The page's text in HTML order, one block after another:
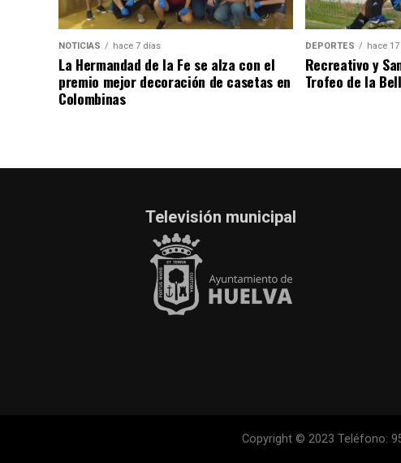
NOTICIAS hace 7 días
La Hermandad de la Fe se alza con el
premio mejor decoración de casetas en
Colombinas
DEPORTES hace
Recreativo y
Trofeo de la
Televisión municipal
Copyright © 2023 Teléfono: